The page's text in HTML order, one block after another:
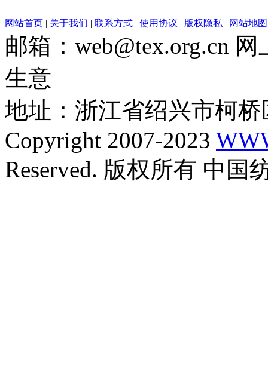
网站首页 | 关于我们 | 联系方式 | 使用协议 | 版权隐私 | 网站地图
邮箱：web@tex.org.cn
生意
地址：浙江省绍兴市柯
Copyright 2007-2023
Reserved. 版权所有 中国